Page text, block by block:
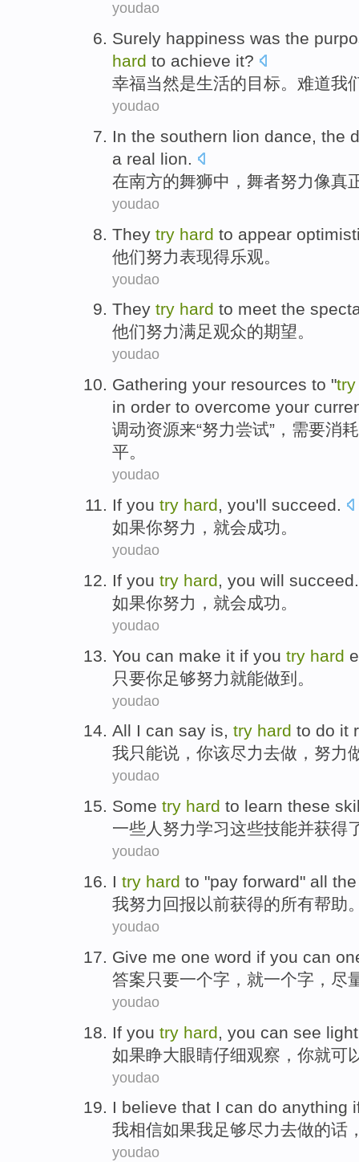
youdao
Surely happiness was the
hard to achieve it?
幸福当然是生活的目标。难道我
youdao
In the southern lion dance, the
a real lion.
在南方的舞狮中，舞者努力像真
youdao
They try hard to appear
他们努力表现得乐观 。
youdao
They try hard to meet the
他们努力满足观众的期望。
youdao
Gathering your resources to "
in order to overcome your
调动资源来“努力尝试”， 需要消耗
平。
youdao
If you try hard, you'll succeed.
如果你努力 ， 就会成功。
youdao
If you try hard, you will succeed.
如果你努力 ， 就会成功。
youdao
You can make it if you try hard
只要你足够努力就能做到 。
youdao
All I can say is, try hard to do it
我只能说 ，你该尽力去做 ，努力
youdao
Some try hard to learn these
一些人 努力学习这些技能并获得
youdao
I try hard to "pay forward" all
我努力 回报 以前获得的所有帮助
youdao
Give me one word if you can
答案只要一个字 ，就一个字， 尽
youdao
If you try hard you can see light
如果睁大眼睛仔细观察， 你就可
youdao
I believe that I can do anything
我相信如果我足够尽力去做的话
youdao